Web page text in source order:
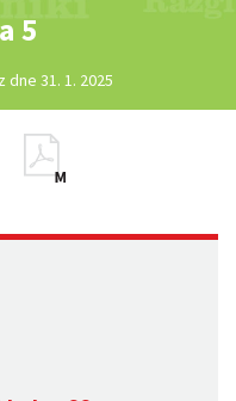
5
dne 31. 1. 2025